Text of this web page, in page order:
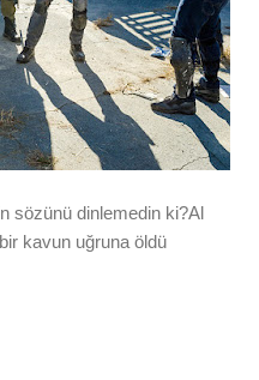
sözünü dinlemedin ki?Al
kavun uğruna öldü